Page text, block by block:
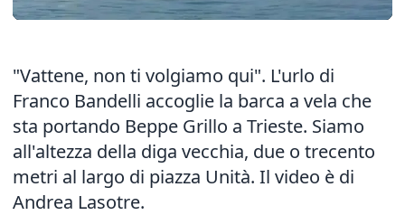
"Vattene, non ti volgiamo qui". L'urlo di
Franco Bandelli accoglie la barca a vela che
sta portando Beppe Grillo a Trieste. Siamo
all'altezza della diga vecchia, due o trecento
metri al largo di piazza Unità. Il video è di
Andrea Lasotre.